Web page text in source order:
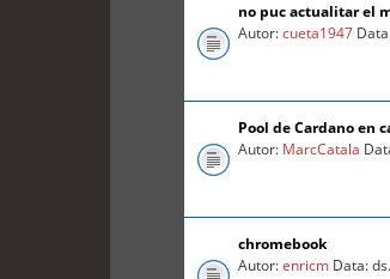
no puc actualitar el
Autor:cueta1947
Pool de Cardano en
Autor: MarcCatala
chromebook
Autor:enricm Data: